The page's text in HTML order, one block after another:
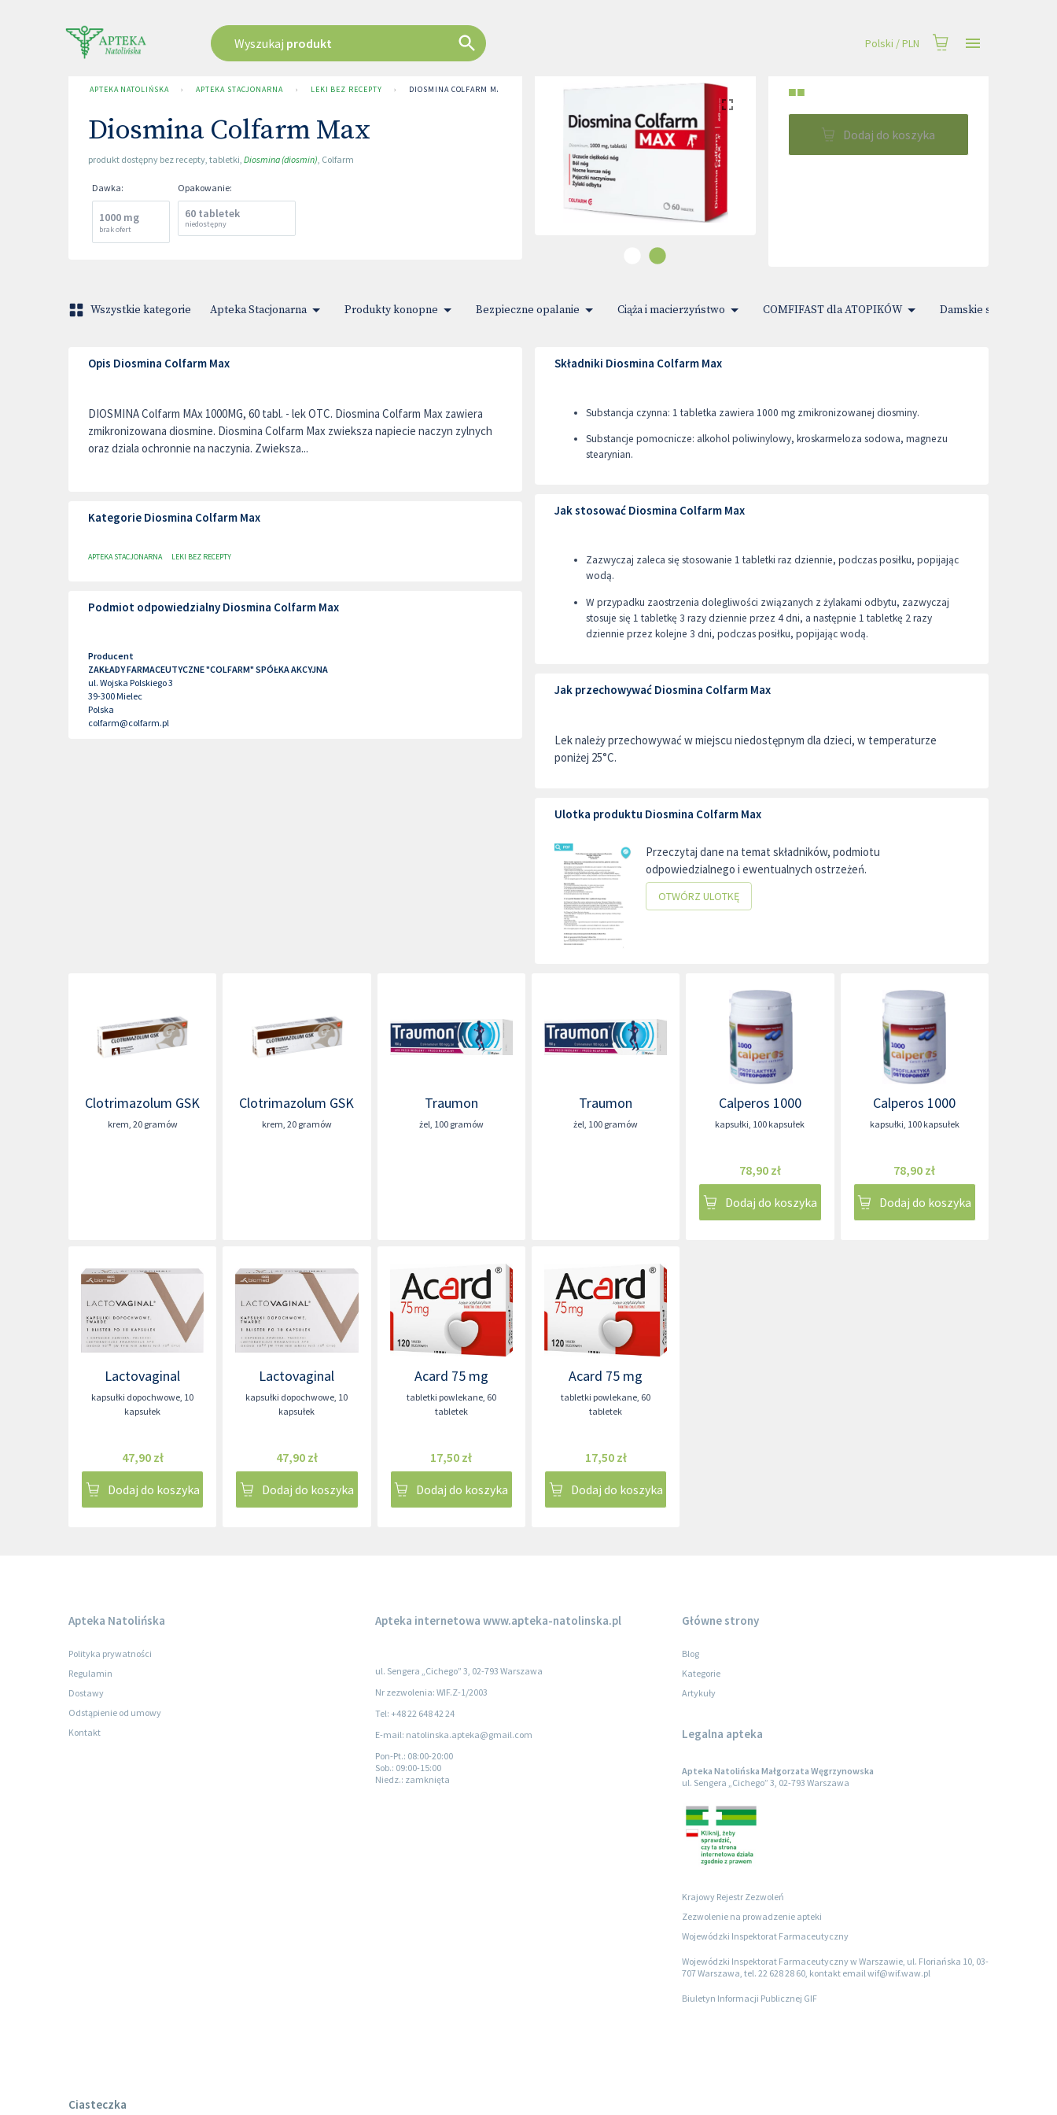
Wyszukaj produkt Polski /PLN
APTEKA NATOLIŃSKA › APTEKA STACJONARNA › LEKI BEZ RECEPTY › DIOSMINA COLFARM MAX
Diosmina Colfarm Max
produkt dostępny bez recepty, tabletki, Diosmina (diosmin), Colfarm
Dawka:
1000 mg
brak ofert
Opakowanie:
60 tabletek
niedostępny
■■
Dodaj do koszyka
Wszystkie kategorie Apteka Stacjonarna Produkty konopne Bezpieczne opalanie Ciąża i macierzyństwo COMFIFAST dla ATOPIKÓW Damskie sprawy
Opis Diosmina Colfarm Max
DIOSMINA Colfarm MAx 1000MG, 60 tabl. - lek OTC. Diosmina Colfarm Max zawiera
zmikronizowana diosmine. Diosmina Colfarm Max zwieksza napiecie naczyn zylnych
oraz dziala ochronnie na naczynia. Zwieksza...
Kategorie Diosmina Colfarm Max
APTEKA STACJONARNA LEKI BEZ RECEPTY
Podmiot odpowiedzialny Diosmina Colfarm Max
Producent
ZAKŁADY FARMACEUTYCZNE "COLFARM" SPÓŁKA AKCYJNA
ul. Wojska Polskiego 3
39-300Mielec
Polska
colfarm@colfarm.pl
Składniki Diosmina Colfarm Max
Substancja czynna: 1 tabletka zawiera 1000 mg zmikronizowanej diosminy.
Substancje pomocnicze: alkohol poliwinylowy, kroskarmeloza sodowa, magnezu
stearynian.
Jak stosować Diosmina Colfarm Max
Zazwyczaj zaleca się stosowanie 1 tabletki raz dziennie, podczas posiłku, popijając
wodą.
W przypadku zaostrzenia dolegliwości związanych z żylakami odbytu, zazwyczaj
stosuje się 1 tabletkę 3 razy dziennie przez 4 dni, a następnie 1 tabletkę 2 razy
dziennie przez kolejne 3 dni, podczas posiłku, popijając wodą.
Jak przechowywać Diosmina Colfarm Max
Lek należy przechowywać w miejscu niedostępnym dla dzieci, w temperaturze
poniżej 25°C.
Ulotka produktu Diosmina Colfarm Max
Przeczytaj dane na temat składników, podmiotu
odpowiedzialnego i ewentualnych ostrzeżeń.
OTWÓRZ ULOTKĘ
Clotrimazolum GSK
krem, 20 gramów
Clotrimazolum GSK
krem, 20 gramów
Traumon
żel, 100 gramów
Traumon
żel, 100 gramów
Calperos 1000
kapsułki, 100 kapsułek
78,90 zł
Dodaj do koszyka
Calperos 1000
kapsułki, 100 kapsułek
78,90 zł
Dodaj do koszyka
Lactovaginal
kapsułki dopochwowe, 10
kapsułek
47,90 zł
Dodaj do koszyka
Lactovaginal
kapsułki dopochwowe, 10
kapsułek
47,90 zł
Dodaj do koszyka
Acard 75 mg
tabletki powlekane, 60
tabletek
17,50 zł
Dodaj do koszyka
Acard 75 mg
tabletki powlekane, 60
tabletek
17,50 zł
Dodaj do koszyka
Apteka Natolińska
Polityka prywatności
Regulamin
Dostawy
Odstąpienie od umowy
Kontakt
Apteka internetowa www.apteka-natolinska.pl
ul. Sengera „Cichego” 3, 02-793 Warszawa
Nr zezwolenia: WIF.Z-1/2003
Tel: +48 22 648 42 24
E-mail: natolinska.apteka@gmail.com
Pon-Pt.: 08:00-20:00
Sob.: 09:00-15:00
Niedz.: zamknięta
Główne strony
Blog
Kategorie
Artykuły
Legalna apteka
Apteka Natolińska Małgorzata Węgrzynowska
ul. Sengera „Cichego” 3, 02-793 Warszawa
Krajowy Rejestr Zezwoleń
Zezwolenie na prowadzenie apteki
Wojewódzki Inspektorat Farmaceutyczny
Wojewódzki Inspektorat Farmaceutyczny w Warszawie, ul. Floriańska 10, 03-
707 Warszawa, tel. 22 628 28 60, kontakt email wif@wif.waw.pl
Biuletyn Informacji Publicznej GIF
Ciasteczka